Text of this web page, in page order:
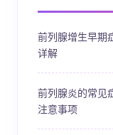
前列腺增生早期
详解
前列腺炎的常见
注意事项